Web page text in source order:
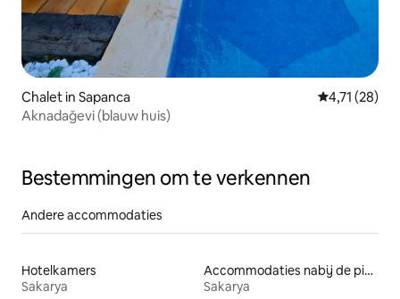
Chalet in Sapanca Gemiddelde
4,71 (28)
Aknadağevi (blauw huis)
Bestemmingen om te verkennen
Andere accommodaties
Hotelkamers
Sakarya
Accommodaties nabij de piste
Sakarya